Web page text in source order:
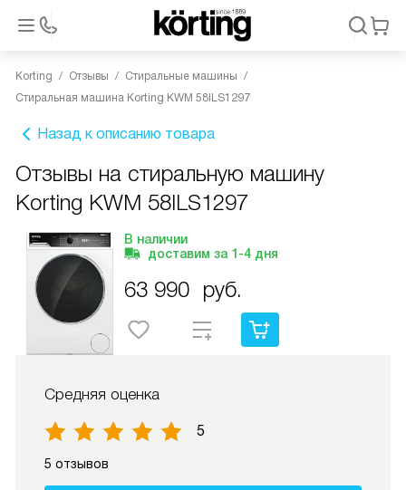
Korting Отзывы
Стиральные машины
Стиральная машина Korting KWM 58ILS1297
Назад к описанию товара
Отзывы на стиральную машину
Korting KWM 58ILS1297
В наличии
доставим за 1-4 дня
63 990 руб.
Средняя оценка
5
5 отзывов